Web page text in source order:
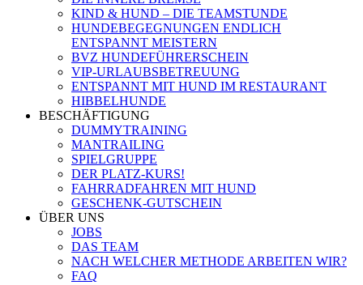
KIND & HUND – DIE TEAMSTUNDE
HUNDEBEGEGNUNGEN ENDLICH
ENTSPANNT MEISTERN
BVZ HUNDEFÜHRERSCHEIN
VIP-URLAUBSBETREUUNG
ENTSPANNT MIT HUND IM RESTAURANT
HIBBELHUNDE
BESCHÄFTIGUNG
DUMMYTRAINING
MANTRAILING
SPIELGRUPPE
DER PLATZ-KURS!
FAHRRADFAHREN MIT HUND
GESCHENK-GUTSCHEIN
ÜBER UNS
JOBS
DAS TEAM
NACH WELCHER METHODE ARBEITEN WIR?
FAQ